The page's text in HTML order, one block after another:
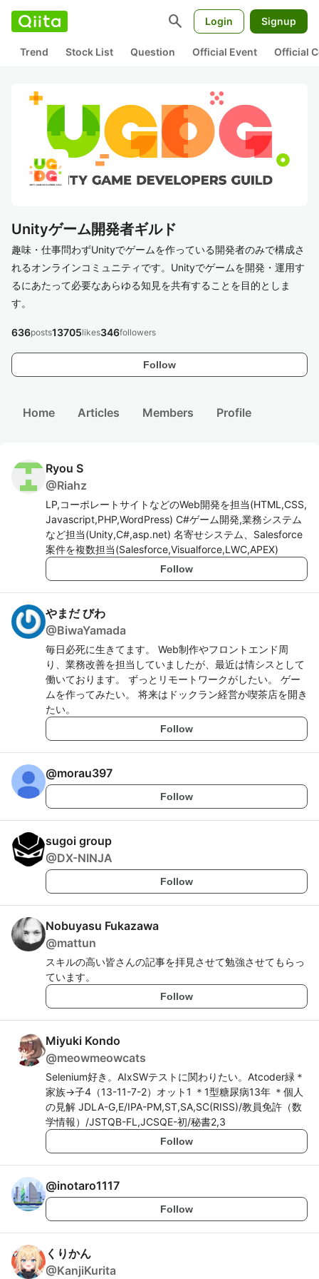
search Login Signup
Trend Stock List Question Official Event Official
Unityゲーム開発者ギルド
趣味・仕事問わずUnityでゲームを作っている開発者のみで構成さ
れるオンラインコミュニティです。Unityでゲームを開発・運用す
るにあたって必要なあらゆる知見を共有することを目的としま
す。
Follow
636posts13705likes346followers
Home Articles Members Profile
Ryou S
@Riahz
LP,コーポレートサイトなどのWeb開発を担当(HTML,CSS,
Javascript,PHP,WordPress) C#ゲーム開発,業務システム
など担当(Unity,C#,asp.net) 名寄せシステム、Salesforce
案件を複数担当(Salesforce,Visualforce,LWC,APEX)
Follow
やまだ びわ
@BiwaYamada
毎日必死に生きてます。 Web制作やフロントエンド周
り、業務改善を担当していましたが、最近は情シスとして
働いております。 ずっとリモートワークがしたい。 ゲー
ムを作ってみたい。 将来はドックラン経営か喫茶店を開き
たい。
Follow
@morau397
Follow
sugoi group
@DX-NINJA
Follow
Nobuyasu Fukazawa
@mattun
スキルの高い皆さんの記事を拝見させて勉強させてもらっ
ています。
Follow
Miyuki Kondo
@meowmeowcats
Selenium好き。AIxSWテストに関わりたい。Atcoder緑＊
家族→子4（13-11-7-2）オット1 ＊1型糖尿病13年 ＊個人
の見解 JDLA-G,E/IPA-PM,ST,SA,SC(RISS)/教員免許（数
学情報）/JSTQB-FL,JCSQE-初/秘書2,3
Follow
@inotaro1117
Follow
くりかん
@KanjiKurita